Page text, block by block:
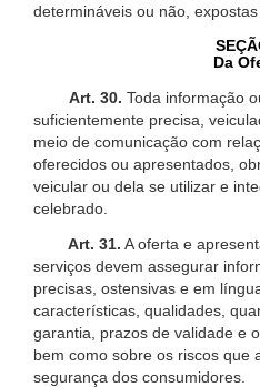
determináveis ou não,
Da
Art. 30. Toda informação
suficientemente precisa,
meio de comunicação com
oferecidos ou apresentados,
veicular ou dela se utilizar e
celebrado.
Art. 31. A oferta e
serviços devem assegurar
precisas, ostensivas e em
características, qualidades,
garantia, prazos de validade e
bem como sobre os riscos que
segurança dos consumidores.